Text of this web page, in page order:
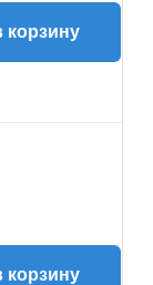
корзину
корзину